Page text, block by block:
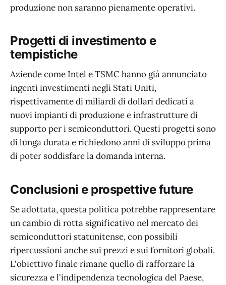
produzione non saranno pienamente operativi.
Progetti di investimento e
tempistiche
Aziende come Intel e TSMC hanno già annunciato
ingenti investimenti negli Stati Uniti,
rispettivamente di miliardi di dollari dedicati a
nuovi impianti di produzione e infrastrutture di
supporto per i semiconduttori. Questi progetti sono
di lunga durata e richiedono anni di sviluppo prima
di poter soddisfare la domanda interna.
Conclusioni e prospettive future
Se adottata, questa politica potrebbe rappresentare
un cambio di rotta significativo nel mercato dei
semiconduttori statunitense, con possibili
ripercussioni anche sui prezzi e sui fornitori globali.
L'obiettivo finale rimane quello di rafforzare la
sicurezza e l'indipendenza tecnologica del Paese,